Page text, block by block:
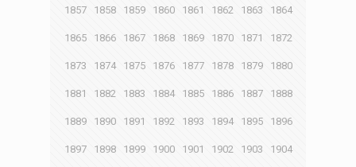
1857 1858 1859 1860 1861 1862 1863 1864
1865 1866 1867 1868 1869 1870 1871 1872
1873 1874 1875 1876 1877 1878 1879 1880
1881 1882 1883 1884 1885 1886 1887 1888
1889 1890 1891 1892 1893 1894 1895 1896
1897 1898 1899 1900 1901 1902 1903 1904